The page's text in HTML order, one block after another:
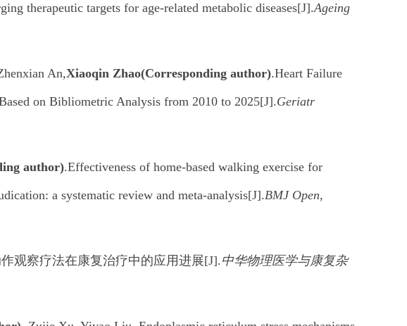
therapeutic targets for age-related metabolic diseases[J].Ageing
An,Xiaoqin Zhao(Corresponding author).Heart Failure
on Bibliometric Analysis from 2010 to 2025[J].Geriatr
author).Effectiveness of home-based walking exercise for
a systematic review and meta-analysis[J].BMJ Open,
观察疗法在康复治疗中的应用进展[J].中华物理医学与康复杂